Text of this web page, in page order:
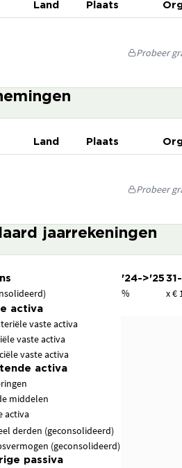
Land Plaats
Probeer
Land Plaats
Probeer
jaarrekeningen
'24->'25
% x €
activa
vaste activa
vaste activa
vaste activa
activa
middelen
activa
derden (geconsolideerd)
(geconsolideerd)
passiva